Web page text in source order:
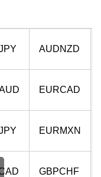
AUDNZD
EURCAD
EURMXN
GBPCHF